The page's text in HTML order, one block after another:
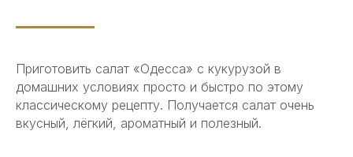
Приготовить салат «Одесса» с кукурузой в
домашних условиях просто и быстро по этому
классическому рецепту. Получается салат очень
вкусный, лёгкий, ароматный и полезный.